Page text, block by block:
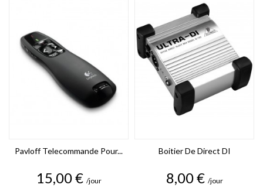
Pavloff Telecommande Pour...
Prix
15,00 € /jour
Boitier De Direct DI
Prix
8,00 € /jour